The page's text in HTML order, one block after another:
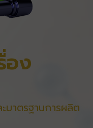
อง
มาตรฐานการผลิต